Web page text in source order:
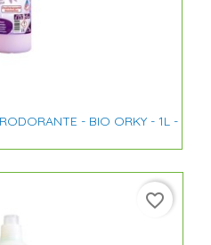
- BIO ORKY - 1L -
favorite_border